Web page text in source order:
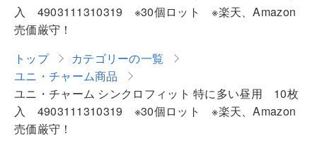
入 4903111310319 ※30個ロット ※楽天、Amazon
売価厳守！
トップ
カテゴリーの一覧
ユニ・チャーム商品
ユニ・チャーム シンクロフィット 特に多い昼用 10枚
入 4903111310319 ※30個ロット ※楽天、Amazon
売価厳守！